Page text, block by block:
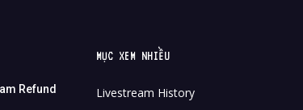
Refund
MỤC XEM NHIỀU
Livestream History